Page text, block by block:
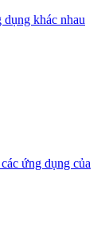
dụng khác nhau
ứng dụng của